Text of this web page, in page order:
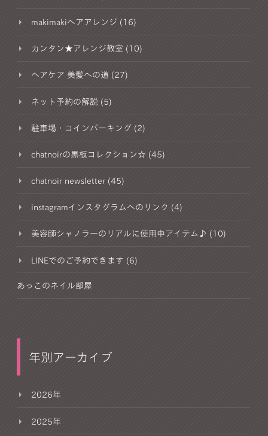
makimakiヘアアレンジ (16)
カンタン★アレンジ教室 (10)
ヘアケア 美髪への道 (27)
ネット予約の解説 (5)
駐車場・コインパーキング (2)
chatnoirの黒板コレクション☆ (45)
chatnoir newsletter (45)
instagramインスタグラムへのリンク (4)
美容師シャノラーのリアルに使用中アイテム♪ (10)
LINEでのご予約できます (6)
あっこのネイル部屋
年別アーカイブ
2026年
2025年